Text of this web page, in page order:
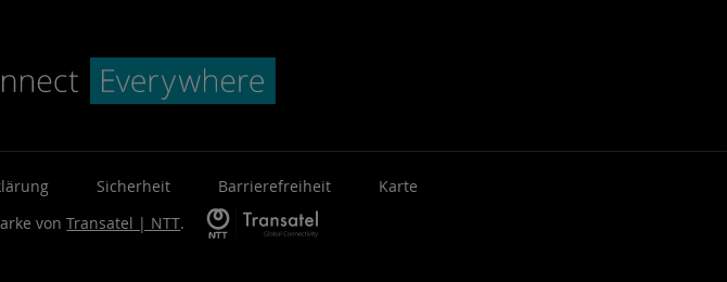
Sicherheit Barrierefreiheit
Karte
vonTransatel | NTT.